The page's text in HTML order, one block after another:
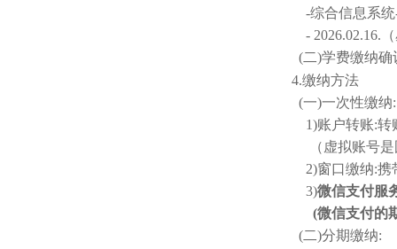
-综合信息系统
- 2026.02.16. （
(二)学费缴纳确
4.缴纳方法
(一)一次性缴纳:
1)账户转账:转
（虚拟账号
2)窗口缴纳:携
3)微信支付服
(微信支付的
(二)分期缴纳: